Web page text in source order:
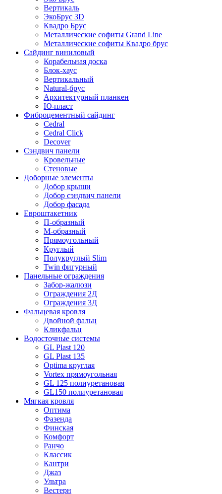
Вертикаль
ЭкоБрус 3D
Квадро Брус
Металлические софиты Grand Line
Металлические софиты Квадро брус
Сайдинг виниловый
Корабельная доска
Блок-хаус
Вертикальный
Natural-брус
Архитектурный планкен
Ю-пласт
Фиброцементный сайдинг
Cedral
Cedral Click
Decover
Сэндвич панели
Кровельные
Стеновые
Доборные элементы
Добор крыши
Добор сэндвич панели
Добор фасада
Евроштакетник
П-образный
М-образный
Прямоугольный
Круглый
Полукруглый Slim
Twin фигурный
Панельные ограждения
Забор-жалюзи
Ограждения 2Д
Ограждения 3Д
Фальцевая кровля
Двойной фальц
Кликфальц
Водосточные системы
GL Plast 120
GL Plast 135
Optima круглая
Vortex прямоугольная
GL 125 полиуретановая
GL150 полиуретановая
Мягкая кровля
Оптима
Фазенда
Финская
Комфорт
Ранчо
Классик
Кантри
Джаз
Ультра
Вестерн